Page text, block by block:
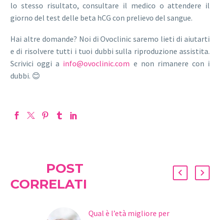
lo stesso risultato, consultare il medico o attendere il
giorno del test delle beta hCG con prelievo del sangue.
Hai altre domande? Noi di Ovoclinic saremo lieti di aiutarti
e di risolvere tutti i tuoi dubbi sulla riproduzione assistita.
Scrivici oggi a info@ovoclinic.com e non rimanere con i
dubbi. 😊
POST
CORRELATI
Qual è l’età migliore per